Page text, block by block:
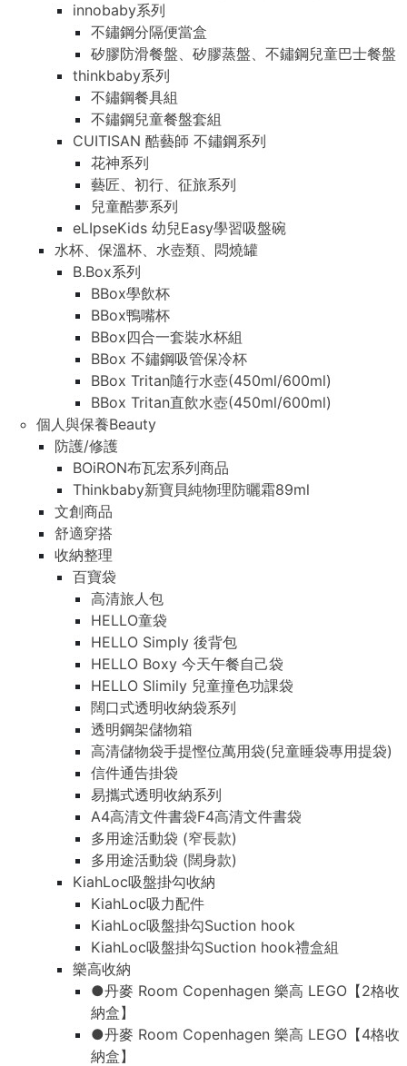
innobaby系列
不鏽鋼分隔便當盒
矽膠防滑餐盤、矽膠蒸盤、不鏽鋼兒童巴士餐盤
thinkbaby系列
不鏽鋼餐具組
不鏽鋼兒童餐盤套組
CUITISAN 酷藝師 不鏽鋼系列
花神系列
藝匠、初行、征旅系列
兒童酷夢系列
eLIpseKids 幼兒Easy學習吸盤碗
水杯、保溫杯、水壺類、悶燒罐
B.Box系列
BBox學飲杯
BBox鴨嘴杯
BBox四合一套裝水杯組
BBox 不鏽鋼吸管保冷杯
BBox Tritan隨行水壺(450ml/600ml)
BBox Tritan直飲水壺(450ml/600ml)
個人與保養Beauty
防護/修護
BOiRON布瓦宏系列商品
Thinkbaby新寶貝純物理防曬霜89ml
文創商品
舒適穿搭
收納整理
百寶袋
高清旅人包
HELLO童袋
HELLO Simply 後背包
HELLO Boxy 今天午餐自己袋
HELLO Slimily 兒童撞色功課袋
闊口式透明收納袋系列
透明鋼架儲物箱
高清儲物袋手提慳位萬用袋(兒童睡袋專用提袋)
信件通告掛袋
易攜式透明收納系列
A4高清文件書袋F4高清文件書袋
多用途活動袋 (窄長款)
多用途活動袋 (闊身款)
KiahLoc吸盤掛勾收納
KiahLoc吸力配件
KiahLoc吸盤掛勾Suction hook
KiahLoc吸盤掛勾Suction hook禮盒組
樂高收納
●丹麥 Room Copenhagen 樂高 LEGO【2格收
納盒】
●丹麥 Room Copenhagen 樂高 LEGO【4格收
納盒】